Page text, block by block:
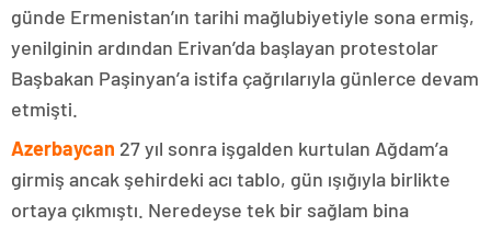
günde Ermenistan’ın tarihi mağlubiyetiyle sona ermiş,
yenilginin ardından Erivan’da başlayan protestolar
Başbakan Paşinyan’a istifa çağrılarıyla günlerce devam
etmişti.
Azerbaycan 27 yıl sonra işgalden kurtulan Ağdam’a
girmiş ancak şehirdeki acı tablo, gün ışığıyla birlikte
ortaya çıkmıştı. Neredeyse tek bir sağlam bina